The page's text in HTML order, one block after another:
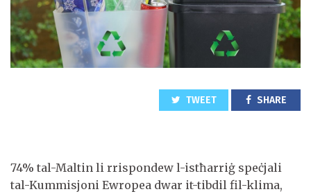
TWEET SHARE
74% tal-Maltin li rrispondew l-istħarriġ speċjali
tal-Kummisjoni Ewropea dwar it-tibdil fil-klima,